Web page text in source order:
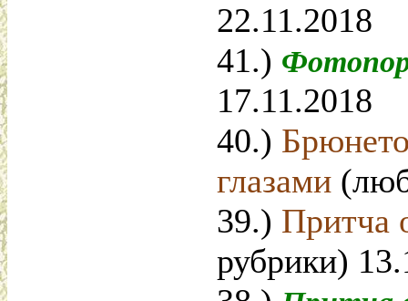
22.11.2018
41.)
17.11.2018
40.)
глазами
39.) Притча
рубрики)